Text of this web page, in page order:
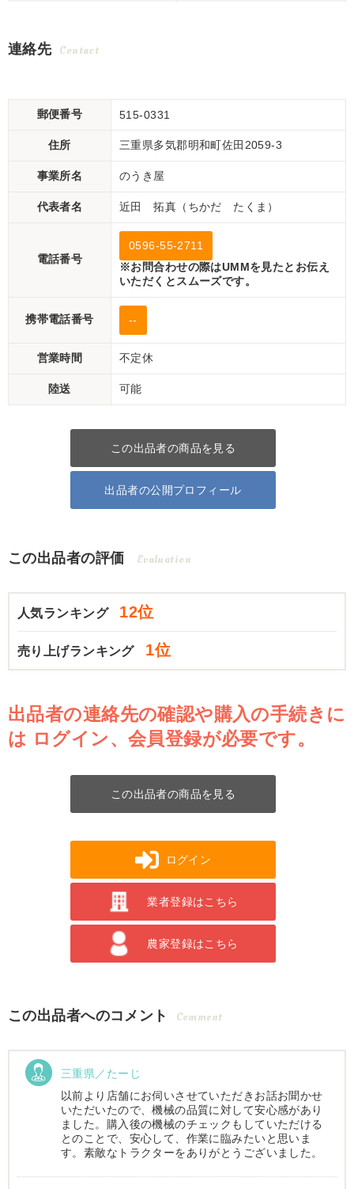
連絡先 Contact
郵便番号 515-0331
住所 三重県多気郡明和町佐田2059-3
事業所名 のうき屋
代表者名 近田 拓真（ちかだ たくま）
電話番号
0596-55-2711
※お問合わせの際はUMMを見たとお伝え
いただくとスムーズです。
携帯電話番号 --
営業時間 不定休
陸送 可能
この出品者の商品を見る
出品者の公開プロフィール
この出品者の評価 Evaluation
人気ランキング 12位
売り上げランキング 1位
出品者の連絡先の確認や購入の手続きに
は ログイン、会員登録が必要です。
この出品者の商品を見る
ログイン
業者登録はこちら
農家登録はこちら
この出品者へのコメント Comment
三重県／たーじ
以前より店舗にお伺いさせていただきお話お聞かせ
いただいたので、機械の品質に対して安心感があり
ました。購入後の機械のチェックもしていただける
とのことで、安心して、作業に臨みたいと思いま
す。素敵なトラクターをありがとうございました。